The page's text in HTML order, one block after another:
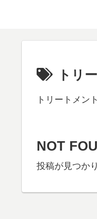
トリ
トリートメン
NOT
投稿が見つか